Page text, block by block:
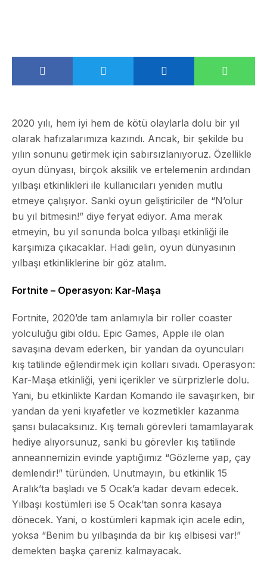
2020 yılı, hem iyi hem de kötü olaylarla dolu bir yıl
olarak hafızalarımıza kazındı. Ancak, bir şekilde bu
yılın sonunu getirmek için sabırsızlanıyoruz. Özellikle
oyun dünyası, birçok aksilik ve ertelemenin ardından
yılbaşı etkinlikleri ile kullanıcıları yeniden mutlu
etmeye çalışıyor. Sanki oyun geliştiriciler de “N’olur
bu yıl bitmesin!” diye feryat ediyor. Ama merak
etmeyin, bu yıl sonunda bolca yılbaşı etkinliği ile
karşımıza çıkacaklar. Hadi gelin, oyun dünyasının
yılbaşı etkinliklerine bir göz atalım.
Fortnite – Operasyon: Kar-Maşa
Fortnite, 2020’de tam anlamıyla bir roller coaster
yolculuğu gibi oldu. Epic Games, Apple ile olan
savaşına devam ederken, bir yandan da oyuncuları
kış tatilinde eğlendirmek için kolları sıvadı. Operasyon:
Kar-Maşa etkinliği, yeni içerikler ve sürprizlerle dolu.
Yani, bu etkinlikte Kardan Komando ile savaşırken, bir
yandan da yeni kıyafetler ve kozmetikler kazanma
şansı bulacaksınız. Kış temalı görevleri tamamlayarak
hediye alıyorsunuz, sanki bu görevler kış tatilinde
anneannemizin evinde yaptığımız “Gözleme yap, çay
demlendir!” türünden. Unutmayın, bu etkinlik 15
Aralık’ta başladı ve 5 Ocak’a kadar devam edecek.
Yılbaşı kostümleri ise 5 Ocak’tan sonra kasaya
dönecek. Yani, o kostümleri kapmak için acele edin,
yoksa “Benim bu yılbaşında da bir kış elbisesi var!”
demekten başka çareniz kalmayacak.